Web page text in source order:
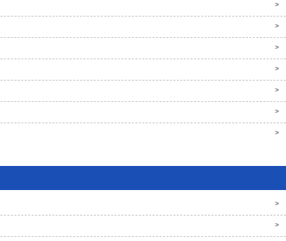
>
>
>
>
>
>
>
>
>